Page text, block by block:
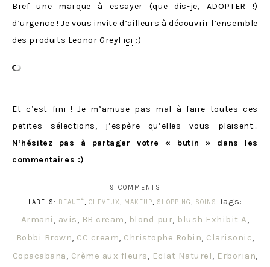
Bref une marque à essayer (que dis-je, ADOPTER !)
d’urgence ! Je vous invite d’ailleurs à découvrir l’ensemble
des produits Leonor Greyl ici ;)
Et c’est fini ! Je m’amuse pas mal à faire toutes ces
petites sélections, j’espère qu’elles vous plaisent…
N’hésitez pas à partager votre « butin » dans les
commentaires :)
9 COMMENTS
LABELS: BEAUTÉ CHEVEUX MAKEUP SHOPPING SOINS Tags:
Armani
avis BB cream blond pur blush Exhibit A
Bobbi Brown CC cream Christophe Robin Clarisonic
Copacabana
Crème aux fleurs Eclat Naturel Erborian